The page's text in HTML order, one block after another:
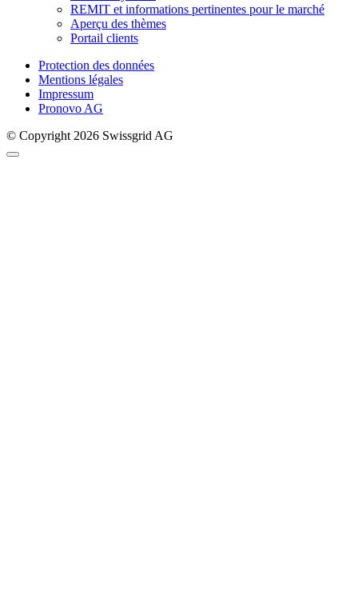
REMIT et informations pertinentes pour le marché
Aperçu des thèmes
Portail clients
Protection des données
Mentions légales
Impressum
Pronovo AG
© Copyright 2026 Swissgrid AG